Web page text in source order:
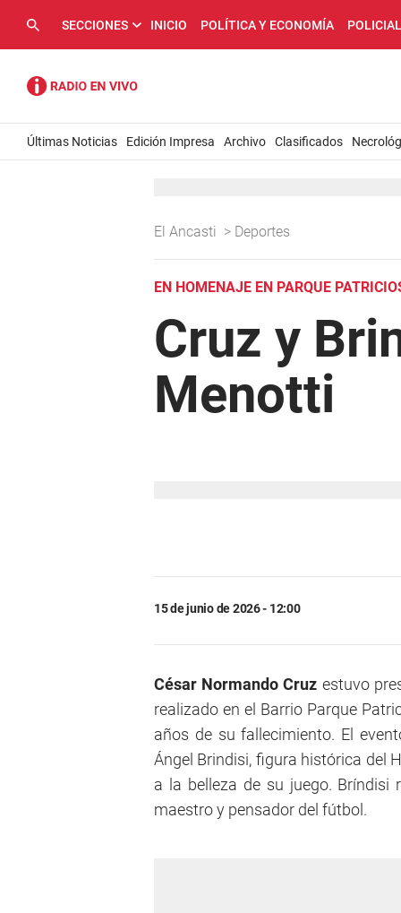
SECCIONES INICIO POLÍTICA Y ECONOMÍA
Últimas Noticias Edición Impresa Archivo Clasificados
El Ancasti > Deportes
EN HOMENAJE EN PARQUE
Cruz y
Menotti
15 de junio de 2026 - 12:00
César Normando Cruz estuvo
realizado en el Barrio Parque
años de su fallecimiento. El
Ángel Brindisi, figura histórica del
a la belleza de su juego. Bríndisi
maestro y pensador del fútbol.